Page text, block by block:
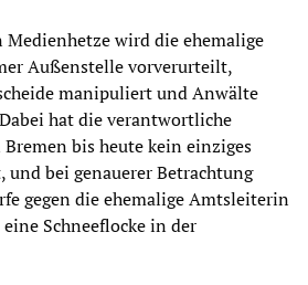
wird die ehemalige
Außenstelle vorverurteilt,
manipuliert und Anwälte
hat die verantwortliche
bis heute kein einziges
und bei genauerer Betrachtung
gegen die ehemalige Amtsleiterin
Schneeflocke in der